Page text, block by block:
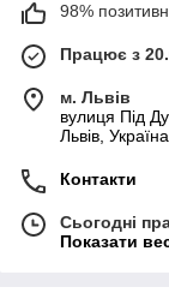
98%
Працює з
м. Львів
вулиця Під
Львів, Україна
Контакти
Сьогодні
Показати